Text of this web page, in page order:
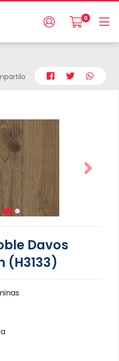
0
Davos
(H3133)